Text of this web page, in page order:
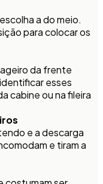
a do meio.
para colocar os
da frente
esses
cabine ou na fileira
e a descarga
e tiram a